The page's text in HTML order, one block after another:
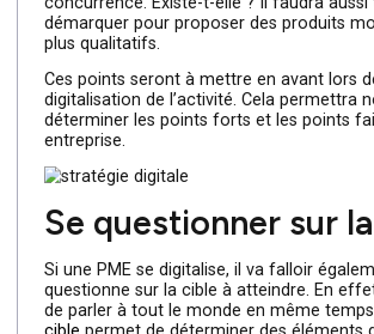
La PME a-t-elle
concurrence ?
Bien entendu, afin de mieux se
marché, une entreprise devra se
concurrence. Existe-t-elle ? Il faudra
démarquer pour proposer des
plus qualitatifs.
digitalisation de l’activité. Cela
déterminer les points forts et les
entreprise.